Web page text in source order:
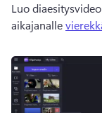
Luo
aikajanalle